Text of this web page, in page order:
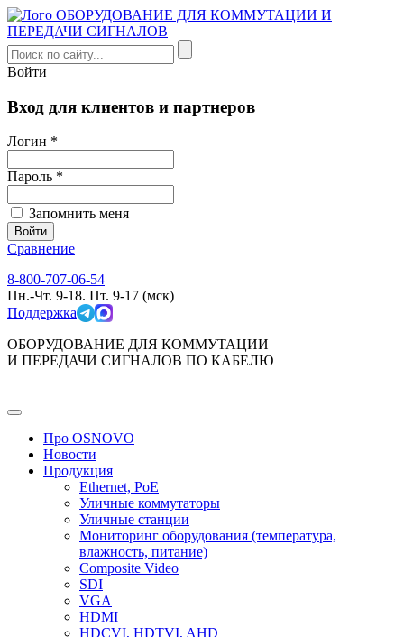
Войти
Вход для клиентов и партнеров
Логин *
Пароль *
Запомнить меня
Сравнение
8-800-707-06-54
Пн.-Чт. 9-18. Пт. 9-17 (мск)
Поддержка
ОБОРУДОВАНИЕ ДЛЯ КОММУТАЦИИ
И ПЕРЕДАЧИ СИГНАЛОВ ПО КАБЕЛЮ
Про OSNOVO
Новости
Продукция
Ethernet, PoE
Уличные коммутаторы
Уличные станции
Мониторинг оборудования (температура,
влажность, питание)
Composite Video
SDI
VGA
HDMI
HDCVI, HDTVI, AHD